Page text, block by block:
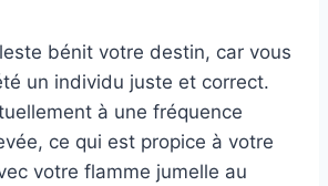
bénit votre destin, car vous
un individu juste et correct.
à une fréquence
ce qui est propice à votre
votre flamme jumelle au